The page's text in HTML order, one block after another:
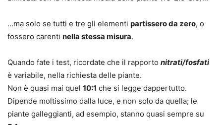
…ma solo se tutti e tre gli elementi partissero da zero, o
fossero carenti nella stessa misura.
Quando fate i test, ricordate che il rapporto nitrati/fosfati
è variabile, nella richiesta delle piante.
Non è quasi mai quel 10:1 che si legge dappertutto.
Dipende moltissimo dalla luce, e non solo da quella; le
piante galleggianti, ad esempio, stanno quasi sempre su